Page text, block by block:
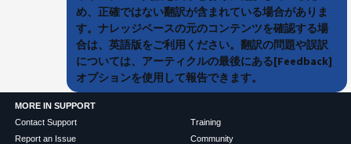
め、正確ではない翻訳が含まれている場合がありま
す。ナレッジベースの元のコンテンツを確認する場
合は、英語版をご利用ください。翻訳の問題や誤訳
については、アーティクルの最後にある[Feedback]
オプションを使用して報告できます。
MORE IN SUPPORT
Contact Support
Report an Issue
Training
Community